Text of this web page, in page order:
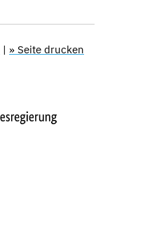
| » Seite drucken